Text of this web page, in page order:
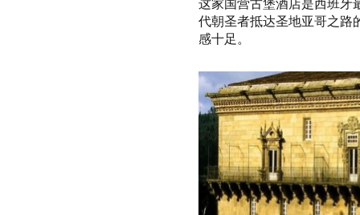
这家国营古堡酒店是西班牙
代朝圣者抵达圣地亚哥之路
感十足。